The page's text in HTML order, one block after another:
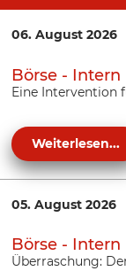
06. August 2026
Börse - Intern
Eine Intervention
Weiterlesen...
05. August 2026
Börse - Intern
Überraschung: